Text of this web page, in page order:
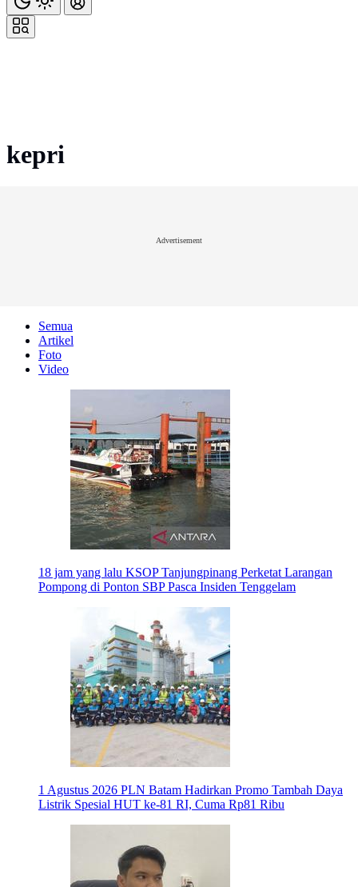
kepri
Advertisement
Semua
Artikel
Foto
Video
18 jam yang lalu KSOP Tanjungpinang Perketat Larangan
Pompong di Ponton SBP Pasca Insiden Tenggelam
1 Agustus 2026 PLN Batam Hadirkan Promo Tambah Daya
Listrik Spesial HUT ke-81 RI, Cuma Rp81 Ribu